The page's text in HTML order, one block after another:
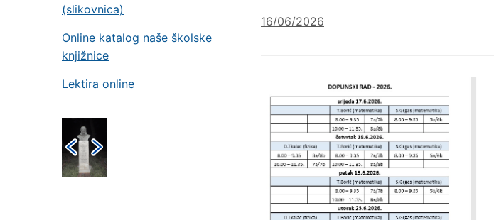
(slikovnica)
Online katalog naše školske
knjižnice
Lektira online
16/06/2026